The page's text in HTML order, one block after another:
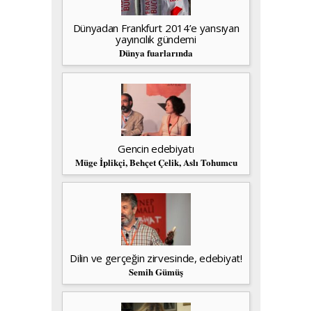
Dünyadan Frankfurt 2014’e yansıyan
yayıncılık gündemi
Dünya fuarlarında
Gencin edebiyatı
Müge İplikçi, Behçet Çelik, Aslı Tohumcu
Dilin ve gerçeğin zirvesinde, edebiyat!
Semih Gümüş